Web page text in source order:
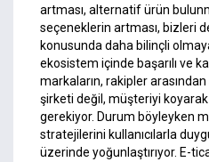
artması, alternatif ürün
seçeneklerin artması, bizleri
konusunda daha bilinçli
ekosistem içinde başarılı ve
markaların, rakipler arasından
şirketi değil, müşteriyi
gerekiyor. Durum böyleyken
stratejilerini kullanıcılarla
üzerinde yoğunlaştırıyor. E-